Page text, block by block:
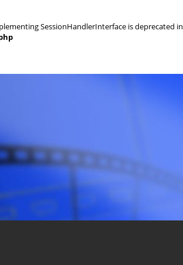
SessionHandlerInterface is deprecated in